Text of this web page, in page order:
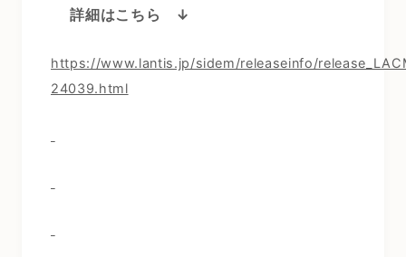
詳細はこちら ↓
https://www.lantis.jp/sidem/releaseinfo/
24039.html